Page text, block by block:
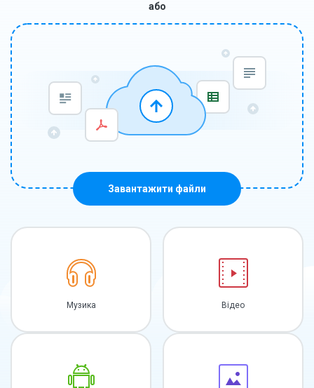
або
Завантажити файли
Музика Відео